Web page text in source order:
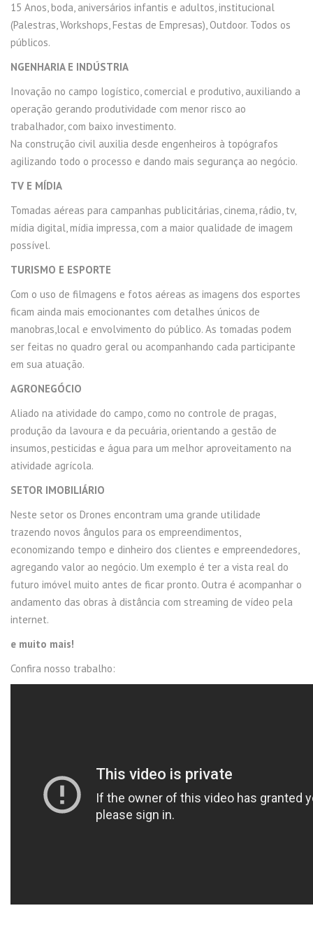
15 Anos, boda, aniversários infantis e adultos, institucional
(Palestras, Workshops, Festas de Empresas), Outdoor. Todos os
públicos.
NGENHARIA E INDÚSTRIA
Inovação no campo logístico, comercial e produtivo, auxiliando a
operação gerando produtividade com menor risco ao
trabalhador, com baixo investimento.
Na construção civil auxilia desde engenheiros à topógrafos
agilizando todo o processo e dando mais segurança ao negócio.
TV E MÍDIA
Tomadas aéreas para campanhas publicitárias, cinema, rádio, tv,
mídia digital, mídia impressa, com a maior qualidade de imagem
possível.
TURISMO E ESPORTE
Com o uso de filmagens e fotos aéreas as imagens dos esportes
ficam ainda mais emocionantes com detalhes únicos de
manobras,local e envolvimento do público. As tomadas podem
ser feitas no quadro geral ou acompanhando cada participante
em sua atuação.
AGRONEGÓCIO
Aliado na atividade do campo, como no controle de pragas,
produção da lavoura e da pecuária, orientando a gestão de
insumos, pesticidas e água para um melhor aproveitamento na
atividade agrícola.
SETOR IMOBILIÁRIO
Neste setor os Drones encontram uma grande utilidade
trazendo novos ângulos para os empreendimentos,
economizando tempo e dinheiro dos clientes e empreendedores,
agregando valor ao negócio. Um exemplo é ter a vista real do
futuro imóvel muito antes de ficar pronto. Outra é acompanhar o
andamento das obras à distância com streaming de vídeo pela
internet.
e muito mais!
Confira nosso trabalho: